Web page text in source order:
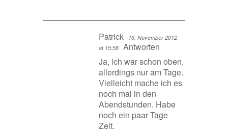
Patrick
16. November 2012
at 15:56 Antworten
Ja, ich war schon oben,
allerdings nur am Tage.
Vielleicht mache ich es
noch mal in den
Abendstunden. Habe
noch ein paar Tage
Zeit.